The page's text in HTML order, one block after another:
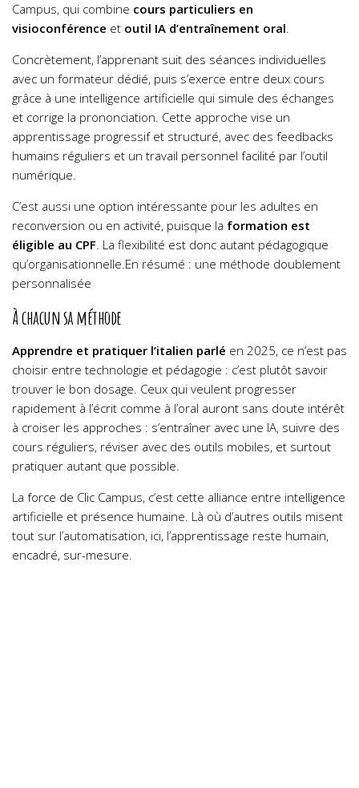
Campus, qui combine cours particuliers en
visioconférence et outil IA d’entraînement oral.
Concrètement, l’apprenant suit des séances individuelles
avec un formateur dédié, puis s’exerce entre deux cours
grâce à une intelligence artificielle qui simule des échanges
et corrige la prononciation. Cette approche vise un
apprentissage progressif et structuré, avec des feedbacks
humains réguliers et un travail personnel facilité par l’outil
numérique.
C’est aussi une option intéressante pour les adultes en
reconversion ou en activité, puisque la formation est
éligible au CPF. La flexibilité est donc autant pédagogique
qu’organisationnelle.En résumé : une méthode doublement
personnalisée
À chacun sa méthode
Apprendre et pratiquer l’italien parlé en 2025, ce n’est pas
choisir entre technologie et pédagogie : c’est plutôt savoir
trouver le bon dosage. Ceux qui veulent progresser
rapidement à l’écrit comme à l’oral auront sans doute intérêt
à croiser les approches : s’entraîner avec une IA, suivre des
cours réguliers, réviser avec des outils mobiles, et surtout
pratiquer autant que possible.
La force de Clic Campus, c’est cette alliance entre intelligence
artificielle et présence humaine. Là où d’autres outils misent
tout sur l’automatisation, ici, l’apprentissage reste humain,
encadré, sur-mesure.